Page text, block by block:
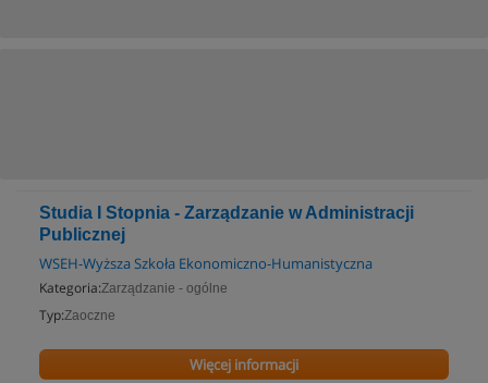
Studia I Stopnia - Zarządzanie w Administracji
Publicznej
WSEH-Wyższa Szkoła Ekonomiczno-Humanistyczna
Kategoria:Zarządzanie - ogólne
Typ:Zaoczne
Więcej informacji